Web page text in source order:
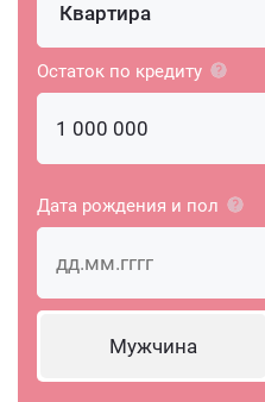
Квартира
Остаток по кредиту
Дата рождения и пол
Мужчина